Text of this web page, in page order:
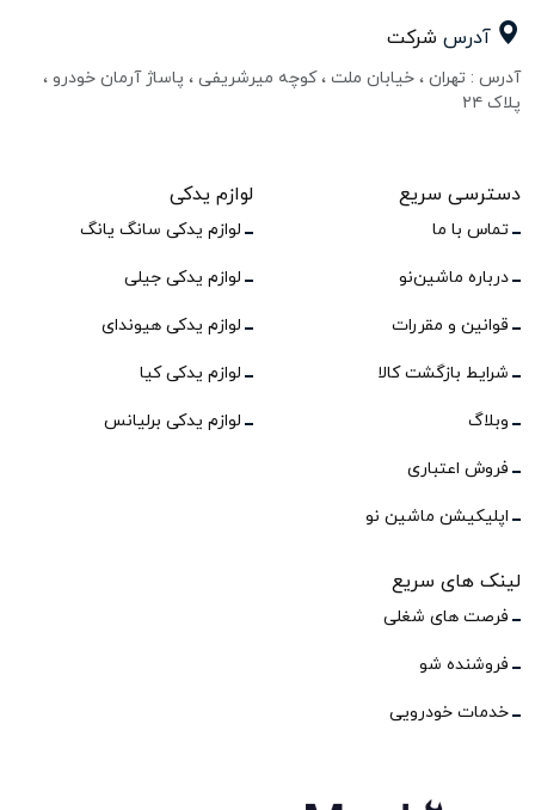
آدرس شرکت
آدرس : تهران ، خیابان ملت ، کوچه میرشریفی ، پاساژ آرمان خودرو ،
پلاک ۲۴
دسترسی سریع
تماس با ما
درباره ماشین‌نو
قوانین و مقررات
شرایط بازگشت کالا
وبلاگ
فروش اعتباری
اپلیکیشن ماشین نو
لوازم یدکی
لوازم یدکی سانگ یانگ
لوازم یدکی جیلی
لوازم یدکی هیوندای
لوازم یدکی کیا
لوازم یدکی برلیانس
لینک های سریع
فرصت های شغلی
فروشنده شو
خدمات خودرویی